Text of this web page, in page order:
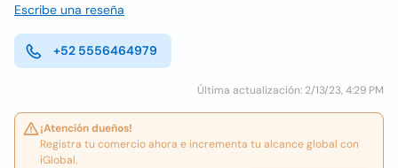
Escribe una reseña
+52 5556464979
Última actualización: 2/13/23, 4:29 PM
¡Atención dueños!
Registra tu comercio ahora e incrementa tu alcance global con
iGlobal.